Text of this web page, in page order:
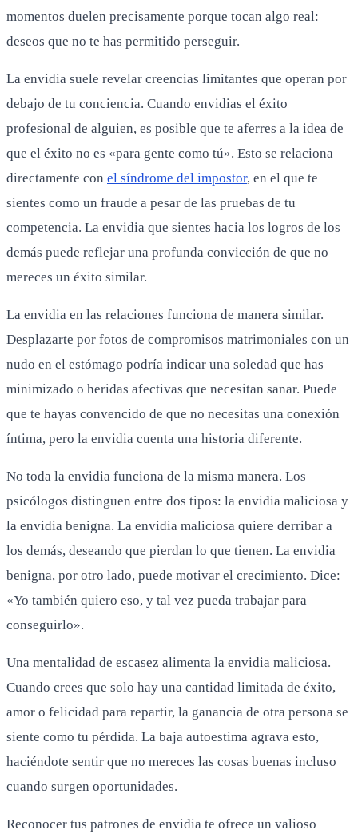
momentos duelen precisamente porque tocan algo real:
deseos que no te has permitido perseguir.
La envidia suele revelar creencias limitantes que operan por
debajo de tu conciencia. Cuando envidias el éxito
profesional de alguien, es posible que te aferres a la idea de
que el éxito no es «para gente como tú». Esto se relaciona
directamente con el síndrome del impostor, en el que te
sientes como un fraude a pesar de las pruebas de tu
competencia. La envidia que sientes hacia los logros de los
demás puede reflejar una profunda convicción de que no
mereces un éxito similar.
La envidia en las relaciones funciona de manera similar.
Desplazarte por fotos de compromisos matrimoniales con un
nudo en el estómago podría indicar una soledad que has
minimizado o heridas afectivas que necesitan sanar. Puede
que te hayas convencido de que no necesitas una conexión
íntima, pero la envidia cuenta una historia diferente.
No toda la envidia funciona de la misma manera. Los
psicólogos distinguen entre dos tipos: la envidia maliciosa y
la envidia benigna. La envidia maliciosa quiere derribar a
los demás, deseando que pierdan lo que tienen. La envidia
benigna, por otro lado, puede motivar el crecimiento. Dice:
«Yo también quiero eso, y tal vez pueda trabajar para
conseguirlo».
Una mentalidad de escasez alimenta la envidia maliciosa.
Cuando crees que solo hay una cantidad limitada de éxito,
amor o felicidad para repartir, la ganancia de otra persona se
siente como tu pérdida. La baja autoestima agrava esto,
haciéndote sentir que no mereces las cosas buenas incluso
cuando surgen oportunidades.
Reconocer tus patrones de envidia te ofrece un valioso